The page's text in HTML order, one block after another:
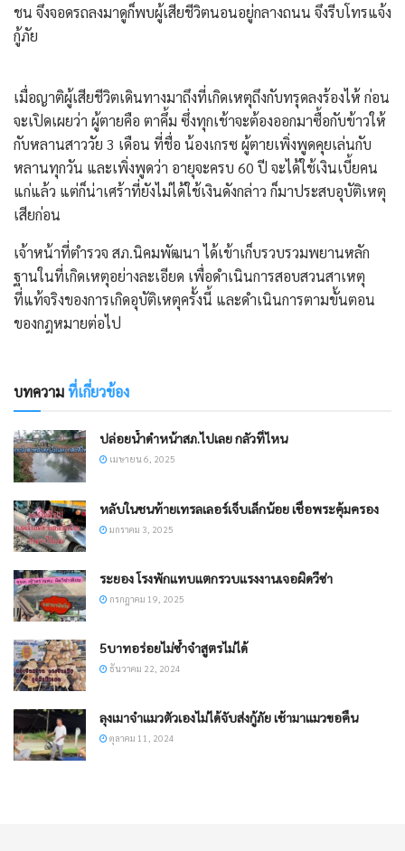
ชน จึงจอดรถลงมาดูก็พบผู้เสียชีวิตนอนอยู่กลางถนน จึงรีบโทรแจ้ง
กู้ภัย
​เมื่อญาติผู้เสียชีวิตเดินทางมาถึงที่เกิดเหตุถึงกับทรุดลงร้องไห้ ก่อน
จะเปิดเผยว่า ผู้ตายคือ ตาคึ้ม ซึ่งทุกเช้าจะต้องออกมาซื้อกับข้าวให้
กับหลานสาววัย 3 เดือน ที่ชื่อ น้องเกรซ ผู้ตายเพิ่งพูดคุยเล่นกับ
หลานทุกวัน และเพิ่งพูดว่า อายุจะครบ 60 ปี จะได้ใช้เงินเบี้ยคน
แก่แล้ว แต่ก็น่าเศร้าที่ยังไม่ได้ใช้เงินดังกล่าว ก็มาประสบอุบัติเหตุ
เสียก่อน
​เจ้าหน้าที่ตำรวจ สภ.นิคมพัฒนา ได้เข้าเก็บรวบรวมพยานหลัก
ฐานในที่เกิดเหตุอย่างละเอียด เพื่อดำเนินการสอบสวนสาเหตุ
ที่แท้จริงของการเกิดอุบัติเหตุครั้งนี้ และดำเนินการตามขั้นตอน
ของกฎหมายต่อไป
บทความที่เกี่ยวข้อง
ปล่อยน้ำดำหน้าสภ.ไปเลย กลัวที่ไหน
เมษายน 6, 2025
หลับในชนท้ายเทรลเลอร์เจ็บเล็กน้อย เชื่อพระคุ้มครอง
มกราคม 3, 2025
ระยอง โรงพักแทบแตกรวบแรงงานเจอผิดวีซ่า
กรกฎาคม 19, 2025
5บาทอร่อยไม่ซ้ำจำสูตรไม่ได้
ธันวาคม 22, 2024
ลุงเมาจำแมวตัวเองไม่ได้จับส่งกู้ภัย เช้ามาแมวขอคืน
ตุลาคม 11, 2024